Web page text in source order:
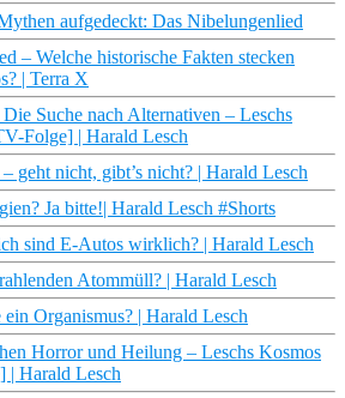
aufgedeckt: Das Nibelungenlied
– Welche historische Fakten stecken
| Terra X
Die Suche nach Alternativen – Leschs
Folge] | Harald Lesch
geht nicht, gibt’s nicht? | Harald Lesch
Ja bitte!| Harald Lesch #Shorts
sind E-Autos wirklich? | Harald Lesch
Atommüll? | Harald Lesch
Organismus? | Harald Lesch
Horror und Heilung – Leschs Kosmos
| Harald Lesch